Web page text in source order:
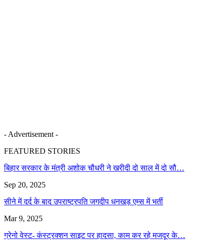
- Advertisement -
FEATURED STORIES
बिहार सरकार के मंत्री अशोक चौधरी ने खरीदी दो साल में दो सौ…
Sep 20, 2025
सीने में दर्द के बाद उपराष्ट्रपति जगदीप धनखड़ एम्स में भर्ती
Mar 9, 2025
ग्रेनो वेस्ट- कंस्ट्रक्शन साइट पर हादसा, काम कर रहे मजदूर के…